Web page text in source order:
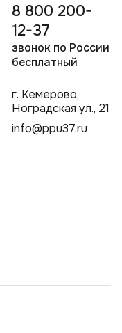
8 800 200-
12-37
звонок по России
бесплатный
г. Кемерово,
Ноградская ул., 21
info@ppu37.ru